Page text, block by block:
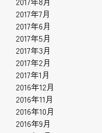
2017年7月
2017年6月
2017年5月
2017年3月
2017年2月
2017年1月
2016年12月
2016年11月
2016年10月
2016年9月